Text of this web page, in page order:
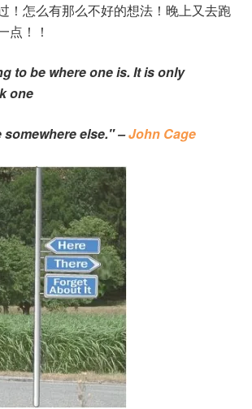
！怎么有那么不好的想法！晚上又去跑
点！！
to be where one is. It is only
one
else." –John Cage